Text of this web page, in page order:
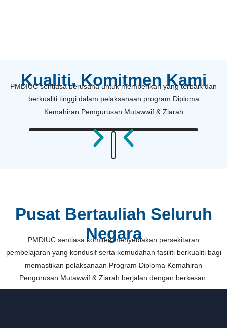
Kualiti, Komitmen Kami
PMDIUC sentiasa berusaha untuk memberikan yang terbaik dan
berkualiti tinggi dalam pelaksanaan program Diploma
Kemahiran Pemgurusan Mutawwif & Ziarah
Pusat Bertauliah Seluruh
Negara
PMDIUC sentiasa komited menyediakan persekitaran
pembelajaran yang kondusif serta kemudahan fasiliti berkualiti bagi
memastikan pelaksanaan Program Diploma Kemahiran
Pengurusan Mutawwif & Ziarah berjalan dengan berkesan.